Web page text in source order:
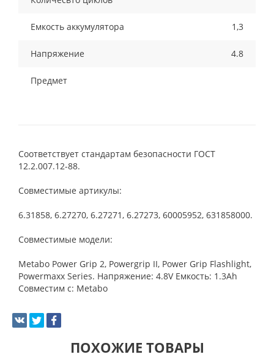
Емкость аккумулятора 1,3
Напряжение 4.8
Предмет
Соответствует стандартам безопасности ГОСТ
12.2.007.12-88.
Совместимые артикулы:
6.31858, 6.27270, 6.27271, 6.27273, 60005952, 631858000.
Совместимые модели:
Metabo Power Grip 2, Powergrip II, Power Grip Flashlight,
Powermaxx Series. Напряжение: 4.8V Емкость: 1.3Ah
Совместим с: Metabo
ПОХОЖИЕ ТОВАРЫ